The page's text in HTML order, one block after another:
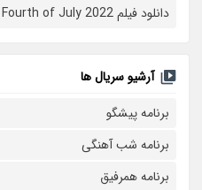
دانلود فیلم Fourth of July 2022 چهارم جولای
آرشیو سریال ها
برنامه پیشگو
برنامه شب آهنگی
برنامه همرفیق